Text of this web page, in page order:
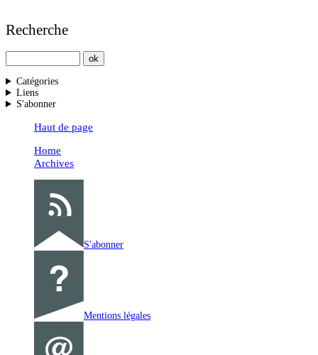
Recherche
Catégories
Liens
S'abonner
Haut de page
Home
Archives
S'abonner
Mentions légales